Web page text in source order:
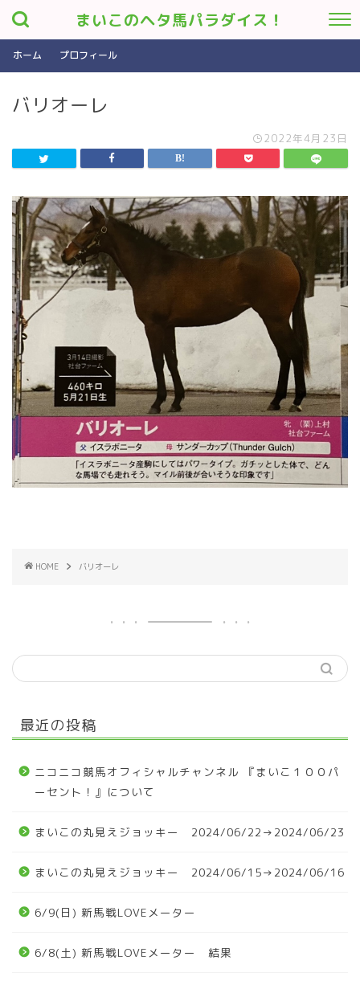
まいこのヘタ馬パラダイス！
ホーム プロフィール
バリオーレ
2022年4月23日
HOME バリオーレ
最近の投稿
ニコニコ競馬オフィシャルチャンネル 『まいこ１００パ
ーセント！』について
まいこの丸見えジョッキー 2024/06/22→2024/06/23
まいこの丸見えジョッキー 2024/06/15→2024/06/16
6/9(日) 新馬戦LOVEメーター
6/8(土) 新馬戦LOVEメーター 結果